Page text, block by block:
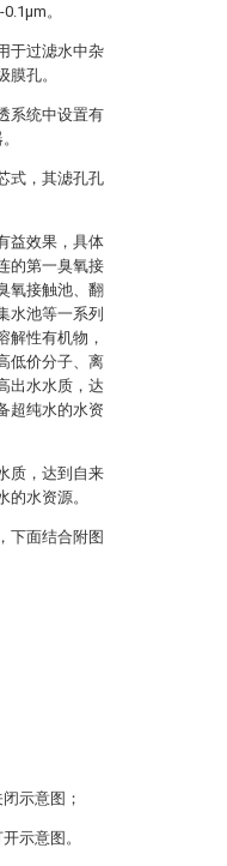
。
于过滤水中杂
孔。
系统中设置有
式，其滤孔孔
益效果，具体
的第一臭氧接
氧接触池、翻
水池等一系列
解性有机物，
低价分子、离
出水水质，达
超纯水的水资
质，达到自来
水资源。
下面结合附图
示意图；
示意图。